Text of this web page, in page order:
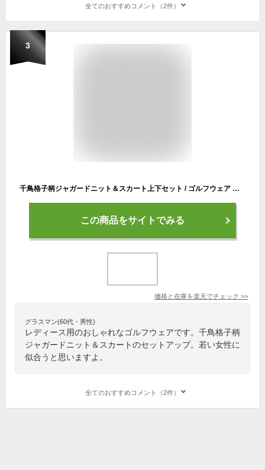
全てのおすすめコメント（2件）
3
千鳥格子柄ジャガードニット＆スカート上下セット / ゴルフウェア レディース 長袖 チドリ 千鳥 柄 シック モノトーン セットアップ コーデ ワンピース ワンピ ゴルフ女子 おしゃれ かわいい golf
この商品をサイトでみる
価格と在庫を楽天でチェック >>
グラスマン(60代・男性)
レディース用のおしゃれなゴルフウェアです。千鳥格子柄
ジャガードニット＆スカートのセットアップ。若い女性に
似合うと思いますよ。
全てのおすすめコメント（2件）